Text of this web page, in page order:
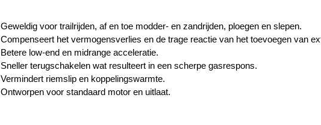
Geweldig voor trailrijden, af en toe modder- en zandrijden, ploegen en slepen.
Compenseert het vermogensverlies en de trage reactie van het toevoegen van
Betere low-end en midrange acceleratie.
Sneller terugschakelen wat resulteert in een scherpe gasrespons.
Vermindert riemslip en koppelingswarmte.
Ontworpen voor standaard motor en uitlaat.